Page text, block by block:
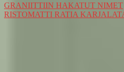
Artikkelien
selaus
GRANIITTIIN HAKATUT NIMET
RISTOMATTI RATIA